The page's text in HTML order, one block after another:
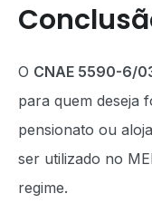
O CNAE 5590-6/
para quem deseja
pensionato ou
ser utilizado no
regime.